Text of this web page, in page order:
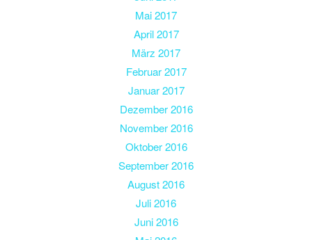
Mai 2017
April 2017
März 2017
Februar 2017
Januar 2017
Dezember 2016
November 2016
Oktober 2016
September 2016
August 2016
Juli 2016
Juni 2016